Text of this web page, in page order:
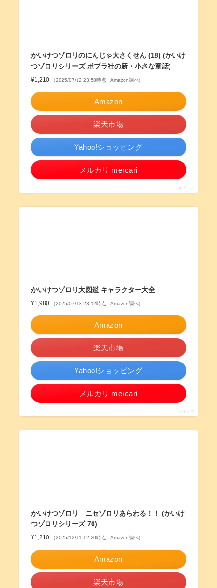
かいけつゾロリのにんじゃ大さくせん (18) (かいけ
つゾロリシリーズ ポプラ社の新・小さな童話)
¥1,210 （2025/07/12 23:58時点 | Amazon調べ）
Amazon
楽天市場
Yahoo!ショッピング
メルカリ mercari
ポチップ
かいけつゾロリ大図鑑 キャラクター大全
¥1,980 （2025/07/13 23:12時点 | Amazon調べ）
Amazon
楽天市場
Yahoo!ショッピング
メルカリ mercari
ポチップ
かいけつゾロリ ニセゾロリあらわる！！ (かいけ
つゾロリシリーズ 76)
¥1,210 （2025/12/11 12:20時点 | Amazon調べ）
Amazon
楽天市場